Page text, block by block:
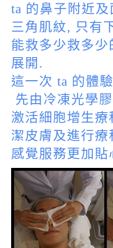
ta 的鼻子附近
三角肌紋, 只有
能救多少救多
展開.
這一次 ta 的體
先由冷凍光學
激活細胞增生
潔皮膚及進行
感覺服務更加貼